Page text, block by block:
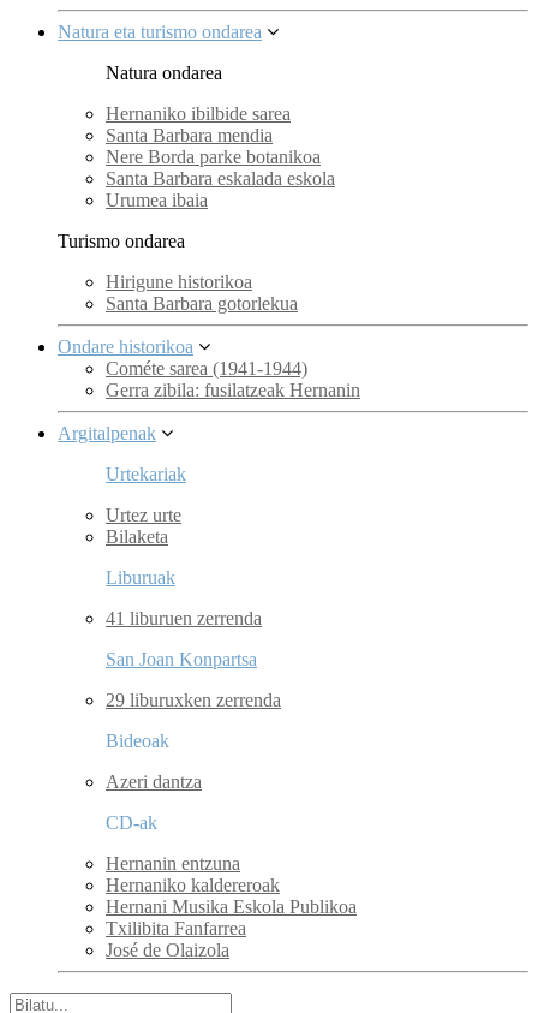
Natura eta turismo ondarea
Natura ondarea
Hernaniko ibilbide sarea
Santa Barbara mendia
Nere Borda parke botanikoa
Santa Barbara eskalada eskola
Urumea ibaia
Turismo ondarea
Hirigune historikoa
Santa Barbara gotorlekua
Ondare historikoa
Cométe sarea (1941-1944)
Gerra zibila: fusilatzeak Hernanin
Argitalpenak
Urtekariak
Urtez urte
Bilaketa
Liburuak
41 liburuen zerrenda
San Joan Konpartsa
29 liburuxken zerrenda
Bideoak
Azeri dantza
CD-ak
Hernanin entzuna
Hernaniko kaldereroak
Hernani Musika Eskola Publikoa
Txilibita Fanfarrea
José de Olaizola